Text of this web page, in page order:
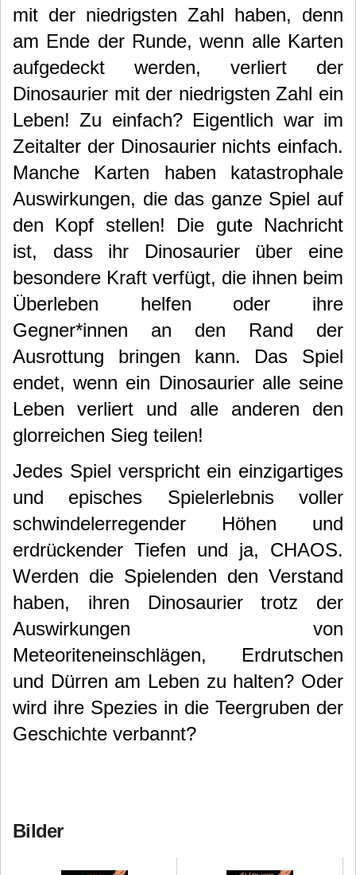
mit der niedrigsten Zahl haben, denn
am Ende der Runde, wenn alle Karten
aufgedeckt werden, verliert der
Dinosaurier mit der niedrigsten Zahl ein
Leben!Zu einfach? Eigentlich war im
Zeitalter der Dinosaurier nichts einfach.
Manche Karten haben katastrophale
Auswirkungen, die das ganze Spiel auf
den Kopf stellen! Die gute Nachricht
ist, dass ihr Dinosaurier über eine
besondere Kraft verfügt, die ihnen beim
Überleben helfen oder ihre
Gegner*innen an den Rand der
Ausrottung bringen kann. Das Spiel
endet, wenn ein Dinosaurier alle seine
Leben verliert und alle anderen den
glorreichen Sieg teilen!
Jedes Spiel verspricht ein einzigartiges
und episches Spielerlebnis voller
schwindelerregender Höhen und
erdrückender Tiefen und ja, CHAOS.
Werden die Spielenden den Verstand
haben, ihren Dinosaurier trotz der
Auswirkungen von
Meteoriteneinschlägen, Erdrutschen
und Dürren am Leben zu halten? Oder
wird ihre Spezies in die Teergruben der
Geschichte verbannt?
Bilder